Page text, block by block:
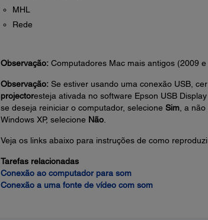
MHL
Rede
Observação:Computadores Mac mais antigos (2009
Observação:Se estiver usando uma conexão USB,
projectoresteja ativada no software Epson USB
se deseja reiniciar o computador, selecione Sim, a não
Windows XP, selecione Não.
Veja os links abaixo para instruções de como
Tarefas relacionadas
Conexão ao computador para som
Conexão a uma fonte de vídeo com som